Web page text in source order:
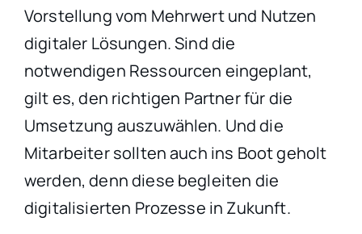
Vorstellung vom Mehrwert und Nutzen
digitaler Lösungen. Sind die
notwendigen Ressourcen eingeplant,
gilt es, den richtigen Partner für die
Umsetzung auszuwählen. Und die
Mitarbeiter sollten auch ins Boot geholt
werden, denn diese begleiten die
digitalisierten Prozesse in Zukunft.